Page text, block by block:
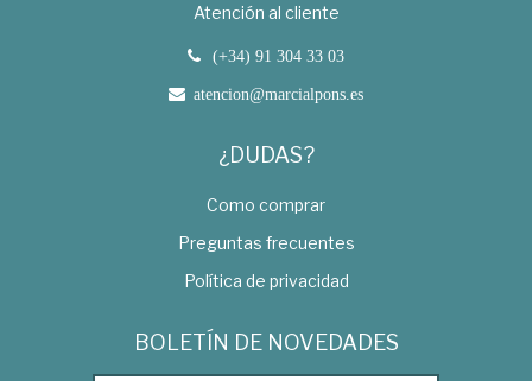
Atención al cliente
(+34) 91 304 33 03
atencion@marcialpons.es
¿DUDAS?
Como comprar
Preguntas frecuentes
Política de privacidad
BOLETÍN DE NOVEDADES